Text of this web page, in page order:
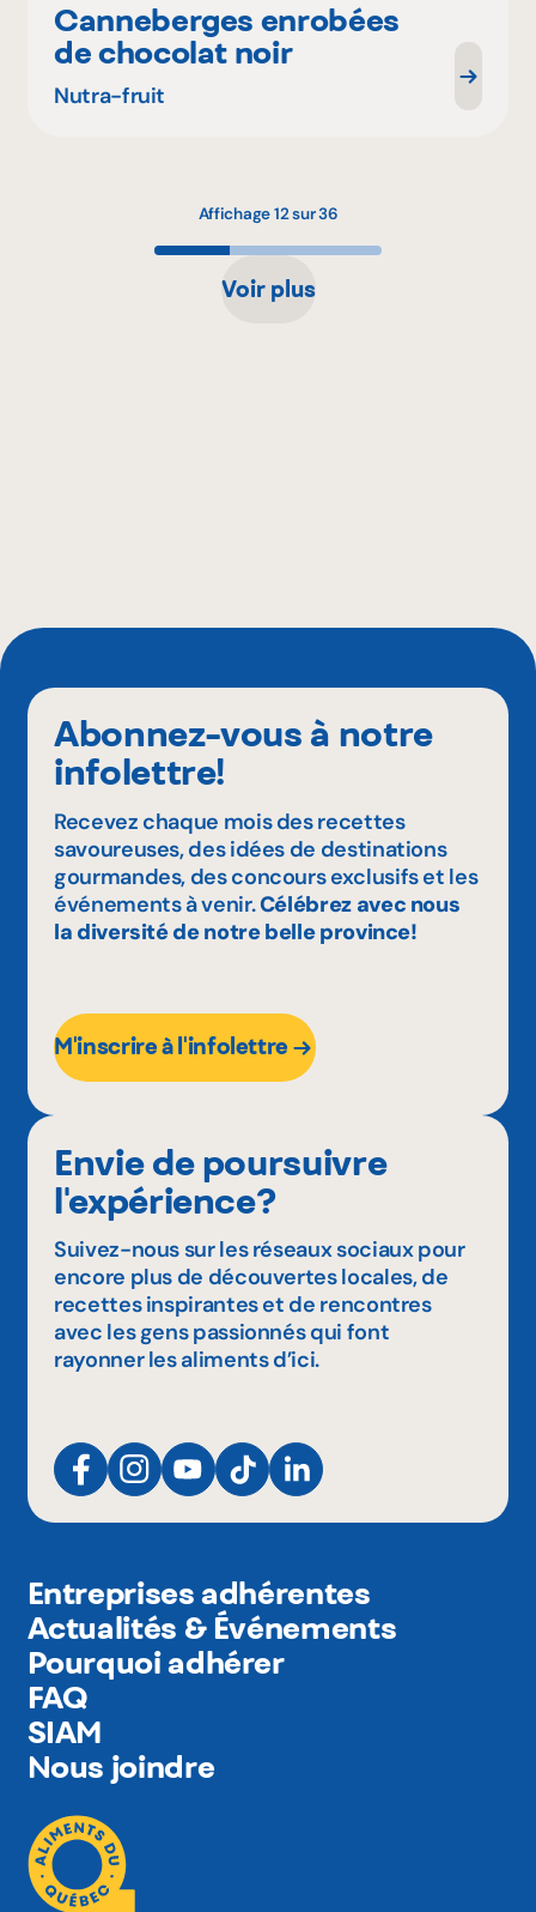
Canneberges enrobées
de chocolat noir
Nutra-fruit
Affichage 12 sur 36
Voir plus
Abonnez-vous à notre
infolettre!
Recevez chaque mois des recettes
savoureuses, des idées de destinations
gourmandes, des concours exclusifs et les
événements à venir.Célébrez avec nous
la diversité de notre belle province!
M'inscrire à l'infolettre
Envie de poursuivre
l'expérience?
Suivez-nous sur les réseaux sociaux pour
encore plus de découvertes locales, de
recettes inspirantes et de rencontres
avec les gens passionnés qui font
rayonner les aliments d’ici.
Entreprises adhérentes
Actualités & Événements
Pourquoi adhérer
FAQ
SIAM
Nous joindre